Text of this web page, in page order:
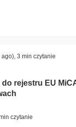
ago) 3 min czytanie
do rejestru EU
czytanie